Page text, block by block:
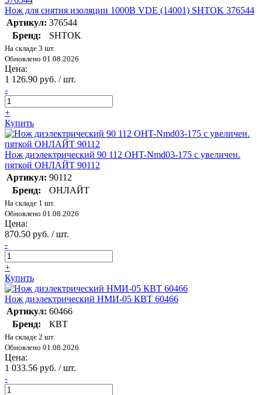
Нож для снятия изоляции 1000В VDE (14001) SHTOK 376544
Артикул: 376544
Бренд:
SHTOK
На складе 3 шт.
Обновлено 01.08.2026
Цена:
1 126.90 руб. / шт.
-
+
Купить
Нож диэлектрический 90 112 OHT-Nmd03-175 с увеличен.
пяткой ОНЛАЙТ 90112
Артикул: 90112
Бренд:
ОНЛАЙТ
На складе 1 шт.
Обновлено 01.08.2026
Цена:
870.50 руб. / шт.
-
+
Купить
Нож диэлектрический НМИ-05 КВТ 60466
Артикул: 60466
Бренд:
КВТ
На складе 2 шт.
Обновлено 01.08.2026
Цена:
1 033.56 руб. / шт.
-